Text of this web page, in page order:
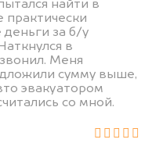
найти в
практически
за б/у
в
Меня
сумму выше,
эвакуатором
со мной.
на